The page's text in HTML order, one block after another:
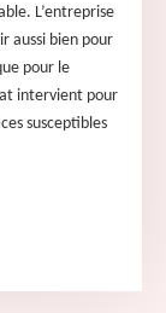
L’entreprise
aussi bien pour
pour le
intervient pour
susceptibles